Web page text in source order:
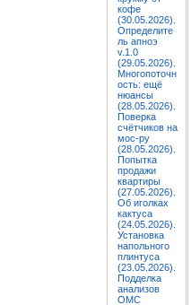
кофе
(30.05.2026).
Определите
ль апноэ
v.1.0
(29.05.2026).
Многопоточн
ость: ещё
нюансы
(28.05.2026).
Поверка
счётчиков на
мос-ру
(28.05.2026).
Попытка
продажи
квартиры
(27.05.2026).
Об иголках
кактуса
(24.05.2026).
Установка
напольного
плинтуса
(23.05.2026).
Подделка
анализов
ОМС